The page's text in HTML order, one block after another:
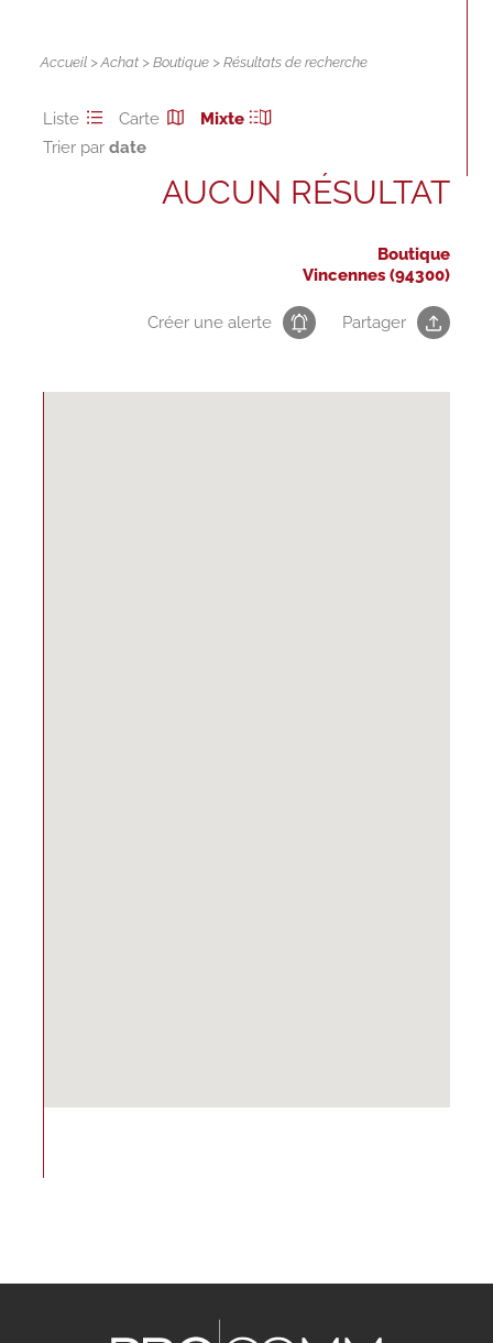
Accueil >Achat >Boutique > Résultats de recherche
Liste Carte
Mixte
Trier par
AUCUN RÉSULTAT
Boutique
Vincennes (94300)
Créer une alerte Partager